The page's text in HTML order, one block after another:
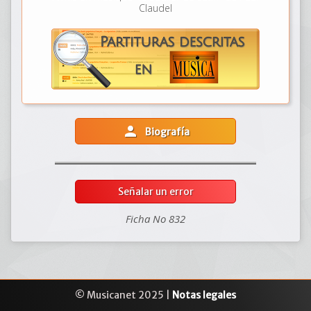
Claudel
person Biografía
Señalar un error
Ficha No 832
© Musicanet 2025 | Notas legales